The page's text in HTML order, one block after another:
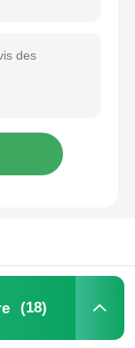
(18)